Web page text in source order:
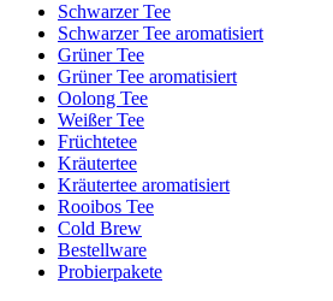
Schwarzer Tee
Schwarzer Tee aromatisiert
Grüner Tee
Grüner Tee aromatisiert
Oolong Tee
Weißer Tee
Früchtetee
Kräutertee
Kräutertee aromatisiert
Rooibos Tee
Cold Brew
Bestellware
Probierpakete